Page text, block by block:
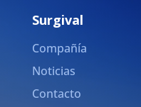
Surgival
Compañía
Noticias
Contacto